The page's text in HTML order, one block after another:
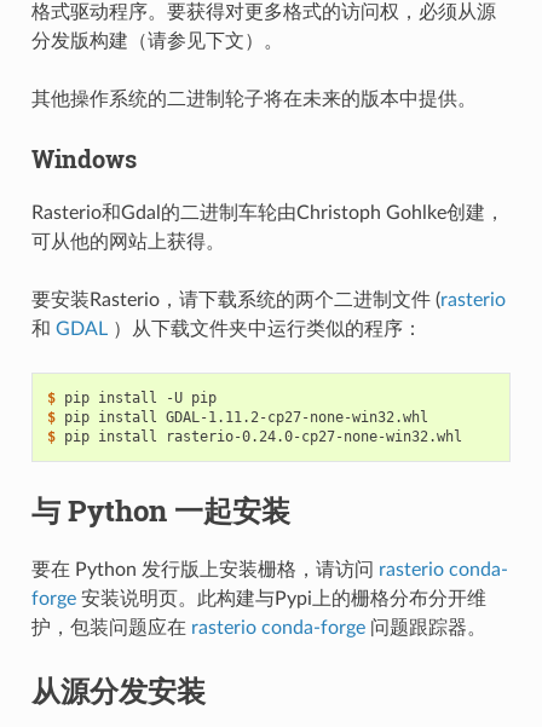
格式驱动程序。要获得对更多格式的访问权，必须从源
分发版构建（请参见下文）。
其他操作系统的二进制轮子将在未来的版本中提供。
Windows
Rasterio和Gdal的二进制车轮由Christoph Gohlke创建，
可从他的网站上获得。
要安装Rasterio，请下载系统的两个二进制文件 (rasterio
和 GDAL）从下载文件夹中运行类似的程序：
$
pip install -U pip
$
$
与 Python 一起安装
要在 Python 发行版上安装栅格，请访问 rasterio conda-
forge安装说明页。此构建与Pypi上的栅格分布分开维
护，包装问题应在 rasterio conda-forge问题跟踪器。
从源分发安装